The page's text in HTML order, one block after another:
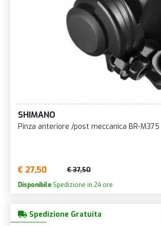
SHIMANO
Pinza anteriore /post meccanica BR-M375
€ 27,50 € 37,50
Disponibile Spedizione in 24 ore
Spedizione Gratuita